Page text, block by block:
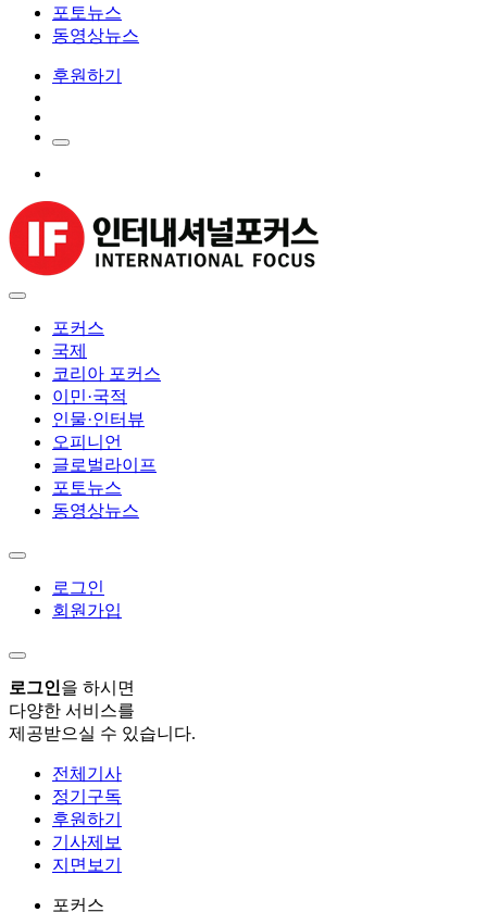
포토뉴스
동영상뉴스
후원하기
포커스
국제
코리아 포커스
이민·국적
인물·인터뷰
오피니언
글로벌라이프
포토뉴스
동영상뉴스
로그인
회원가입
로그인을 하시면
다양한 서비스를
제공받으실 수 있습니다.
전체기사
정기구독
후원하기
기사제보
지면보기
포커스